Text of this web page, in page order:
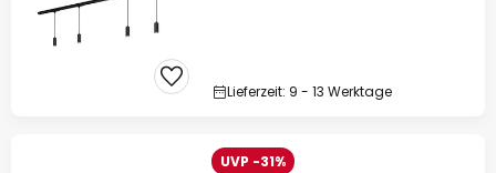
Lieferzeit: 9 - 13 Werktage
UVP -31%